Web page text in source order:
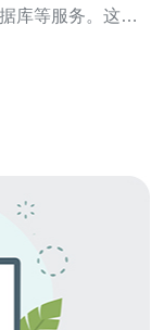
库等服务。这种